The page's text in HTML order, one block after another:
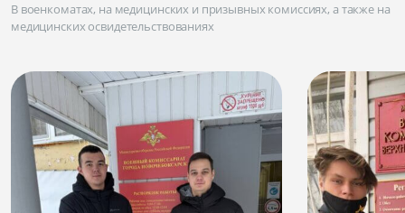
В военкоматах, на медицинских и призывных комиссиях, а также на
медицинских освидетельствованиях